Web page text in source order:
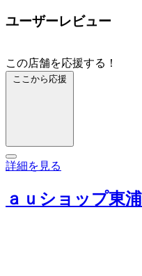
ユーザーレビュー
この店舗を応援する！
ここから応援
詳細を見る
ａｕショップ東